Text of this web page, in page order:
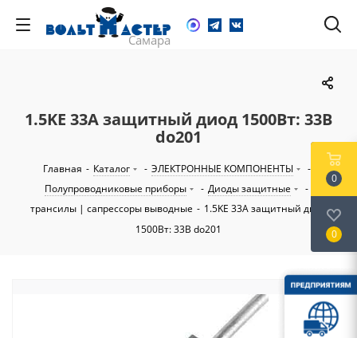
1.5KE 33A защитный диод 1500Вт: 33B
do201
Главная - Каталог - ЭЛЕКТРОННЫЕ КОМПОНЕНТЫ
-
Полупроводниковые приборы
- Диоды защитные
-
трансилы | сапрессоры выводные - 1.5KE 33A защитный диод
1500Вт: 33B do201
0
0